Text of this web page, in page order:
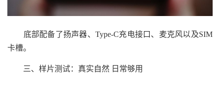
底部配备了扬声器、Type-C充电接口、麦克风以及SIM
卡槽。
三、样片测试：真实自然 日常够用